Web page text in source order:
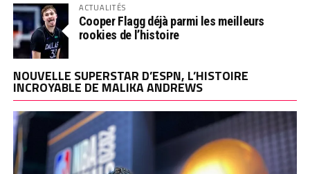
ACTUALITÉS
Cooper Flagg déjà parmi les meilleurs
rookies de l’histoire
NOUVELLE SUPERSTAR D’ESPN, L’HISTOIRE
INCROYABLE DE MALIKA ANDREWS